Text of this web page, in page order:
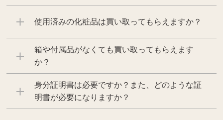
使用済みの化粧品は買い取ってもらえますか？
箱や付属品がなくても買い取ってもらえます
か？
身分証明書は必要ですか？また、どのような証
明書が必要になりますか？